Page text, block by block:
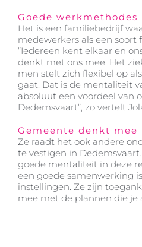
Goede werkmethodes
Het is een familiebedrijf
medewerkers als een soort
“Iedereen kent elkaar en
denkt met ons mee. Het
men stelt zich flexibel op
gaat. Dat is de mentaliteit
absoluut een voordeel van
Dedemsvaart”, zo vertelt
Gemeente denkt mee
Ze raadt het ook andere
te vestigen in
goede mentaliteit in deze
een goede samenwerking
instellingen. Ze zijn
mee met de plannen die je